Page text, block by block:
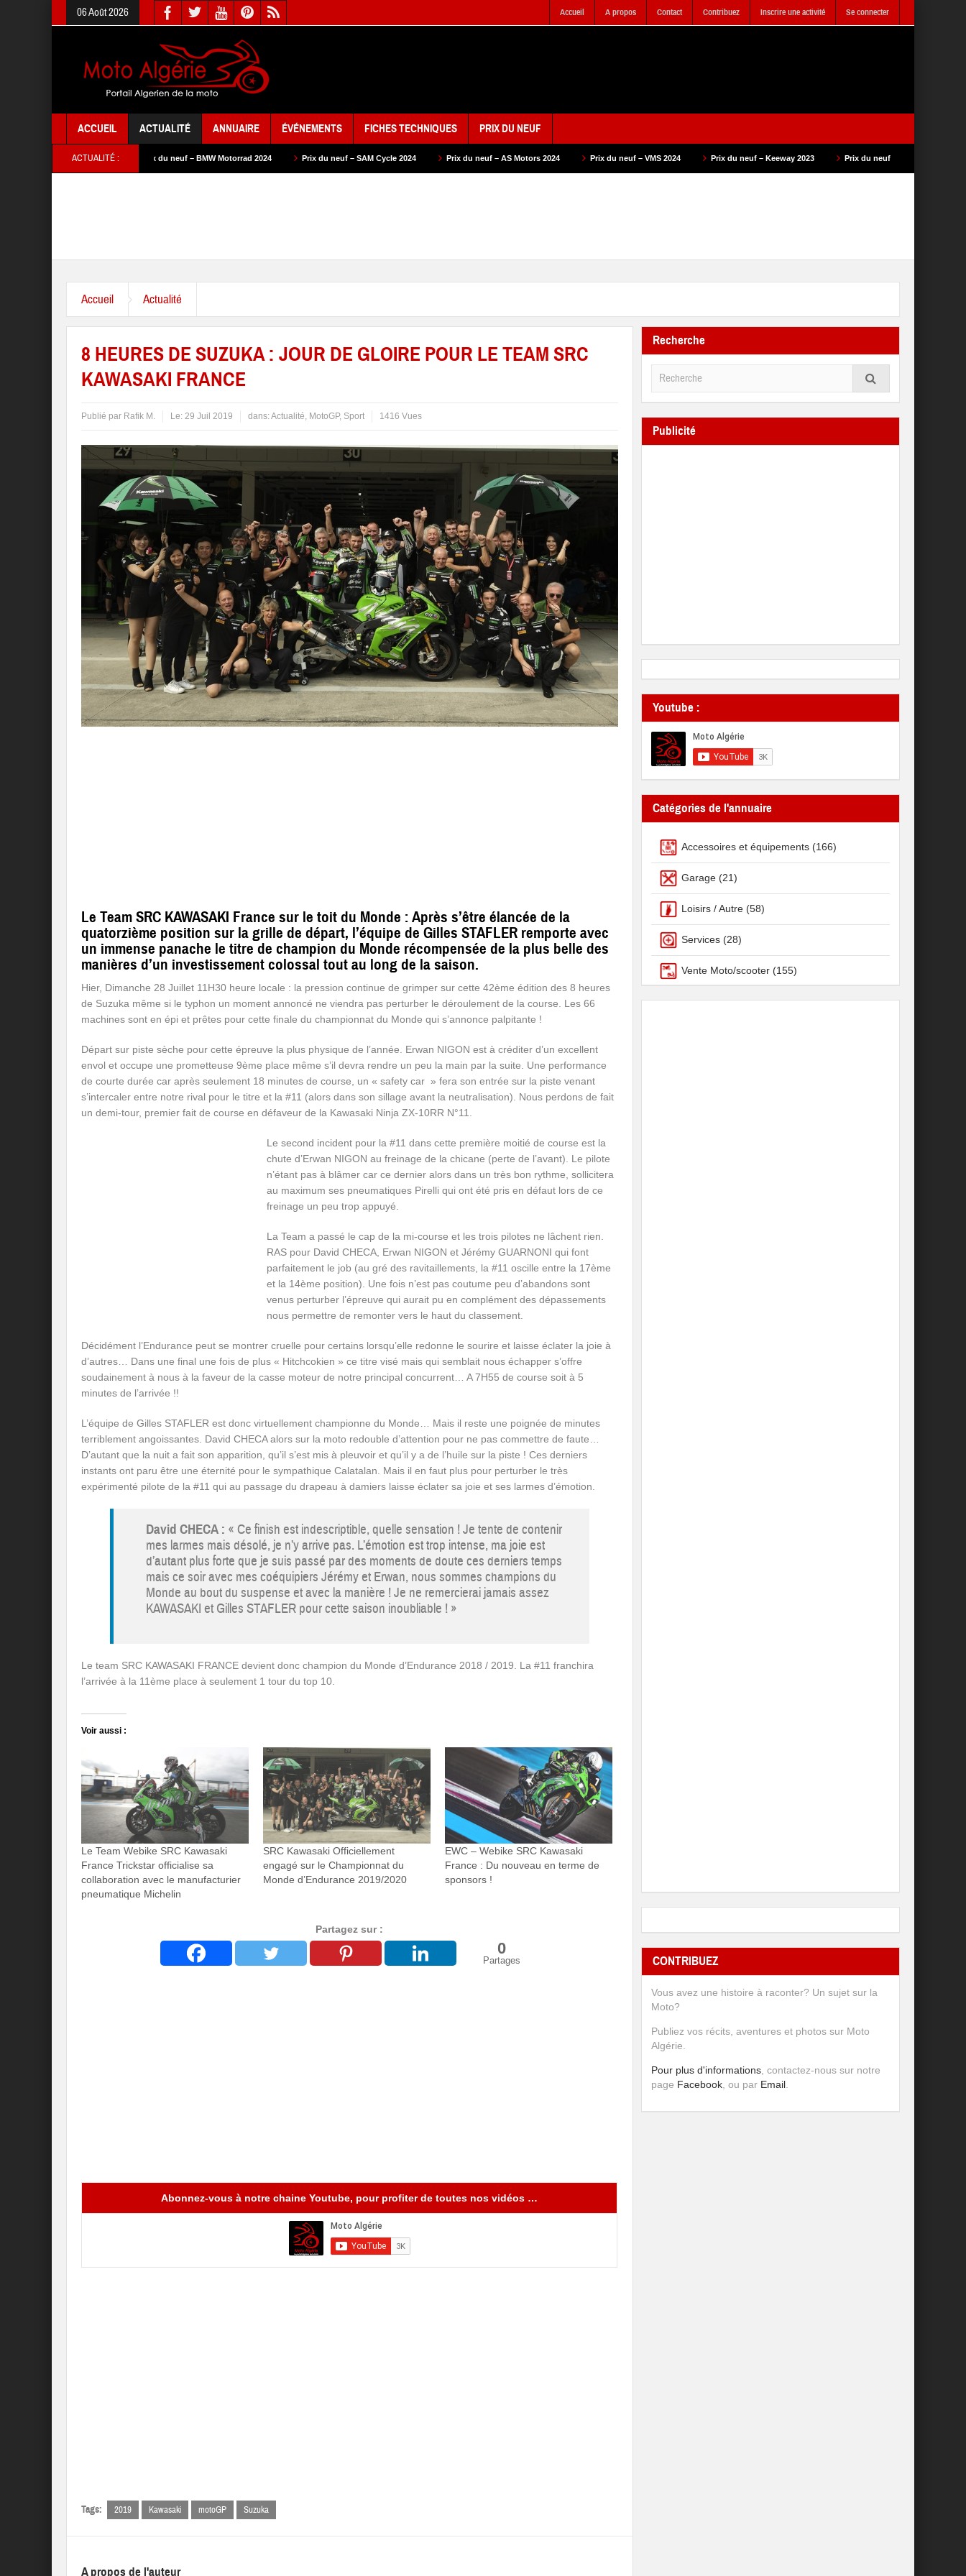
06 Août 2026 Accueil A propos Contact Contribuez Inscrire une activité Se connecter
ACCUEIL ACTUALITÉ ANNUAIRE ÉVÉNEMENTS FICHES TECHNIQUES PRIX DU NEUF
ACTUALITÉ :
Prix du neuf – BMW Motorrad 2024 Prix du neuf – SAM Cycle 2024 Prix du neuf – AS Motors 2024 Prix du neuf – VMS 2024 Prix du neuf – Keeway 2023 Prix du neuf – SAM Cycle 2023
Accueil Actualité
8 HEURES DE SUZUKA : JOUR DE GLOIRE POUR LE TEAM SRC
KAWASAKI FRANCE
Publié par Rafik M. Le: 29 Juil 2019 dans:Actualité, MotoGP, Sport 1416 Vues
Le Team SRC KAWASAKI France sur le toit du Monde : Après s’être élancée de la
quatorzième position sur la grille de départ, l’équipe de Gilles STAFLER remporte avec
un immense panache le titre de champion du Monde récompensée de la plus belle des
manières d’un investissement colossal tout au long de la saison.
Hier, Dimanche 28 Juillet 11H30 heure locale : la pression continue de grimper sur cette 42ème édition des 8 heures
de Suzuka même si le typhon un moment annoncé ne viendra pas perturber le déroulement de la course. Les 66
machines sont en épi et prêtes pour cette finale du championnat du Monde qui s’annonce palpitante !
Départ sur piste sèche pour cette épreuve la plus physique de l’année. Erwan NIGON est à créditer d’un excellent
envol et occupe une prometteuse 9ème place même s’il devra rendre un peu la main par la suite. Une performance
de courte durée car après seulement 18 minutes de course, un « safety car » fera son entrée sur la piste venant
s’intercaler entre notre rival pour le titre et la #11 (alors dans son sillage avant la neutralisation). Nous perdons de fait
un demi-tour, premier fait de course en défaveur de la Kawasaki Ninja ZX-10RR N°11.
Le second incident pour la #11 dans cette première moitié de course est la
chute d’Erwan NIGON au freinage de la chicane (perte de l’avant). Le pilote
n’étant pas à blâmer car ce dernier alors dans un très bon rythme, sollicitera
au maximum ses pneumatiques Pirelli qui ont été pris en défaut lors de ce
freinage un peu trop appuyé.
La Team a passé le cap de la mi-course et les trois pilotes ne lâchent rien.
RAS pour David CHECA, Erwan NIGON et Jérémy GUARNONI qui font
parfaitement le job (au gré des ravitaillements, la #11 oscille entre la 17ème
et la 14ème position). Une fois n’est pas coutume peu d’abandons sont
venus perturber l’épreuve qui aurait pu en complément des dépassements
nous permettre de remonter vers le haut du classement.
Décidément l’Endurance peut se montrer cruelle pour certains lorsqu’elle redonne le sourire et laisse éclater la joie à
d’autres… Dans une final une fois de plus « Hitchcokien » ce titre visé mais qui semblait nous échapper s’offre
soudainement à nous à la faveur de la casse moteur de notre principal concurrent… A 7H55 de course soit à 5
minutes de l’arrivée !!
L’équipe de Gilles STAFLER est donc virtuellement championne du Monde… Mais il reste une poignée de minutes
terriblement angoissantes. David CHECA alors sur la moto redouble d’attention pour ne pas commettre de faute…
D’autant que la nuit a fait son apparition, qu’il s’est mis à pleuvoir et qu’il y a de l’huile sur la piste ! Ces derniers
instants ont paru être une éternité pour le sympathique Calatalan. Mais il en faut plus pour perturber le très
expérimenté pilote de la #11 qui au passage du drapeau à damiers laisse éclater sa joie et ses larmes d’émotion.
David CHECA : « Ce finish est indescriptible, quelle sensation ! Je tente de contenir
mes larmes mais désolé, je n’y arrive pas. L’émotion est trop intense, ma joie est
d’autant plus forte que je suis passé par des moments de doute ces derniers temps
mais ce soir avec mes coéquipiers Jérémy et Erwan, nous sommes champions du
Monde au bout du suspense et avec la manière ! Je ne remercierai jamais assez
KAWASAKI et Gilles STAFLER pour cette saison inoubliable ! »
Le team SRC KAWASAKI FRANCE devient donc champion du Monde d’Endurance 2018 / 2019. La #11 franchira
l’arrivée à la 11ème place à seulement 1 tour du top 10.
Voir aussi :
Le Team Webike SRC Kawasaki
France Trickstar officialise sa
collaboration avec le manufacturier
pneumatique Michelin
SRC Kawasaki Officiellement
engagé sur le Championnat du
Monde d’Endurance 2019/2020
EWC – Webike SRC Kawasaki
France : Du nouveau en terme de
sponsors !
Partagez sur :
0
Partages
Abonnez-vous à notre chaine Youtube, pour profiter de toutes nos vidéos …
Tags: 2019 Kawasaki motoGP Suzuka
A propos de l'auteur
Recherche
Publicité
Youtube :
Catégories de l'annuaire
Accessoires et équipements (166)
Garage (21)
Loisirs / Autre (58)
Services (28)
Vente Moto/scooter (155)
CONTRIBUEZ
Vous avez une histoire à raconter? Un sujet sur la
Moto?
Publiez vos récits, aventures et photos sur Moto
Algérie.
Pour plus d'informations , contactez-nous sur notre
page Facebook , ou par Email